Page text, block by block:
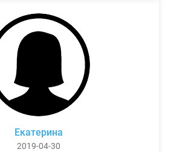
Екатерина
2019-04-30